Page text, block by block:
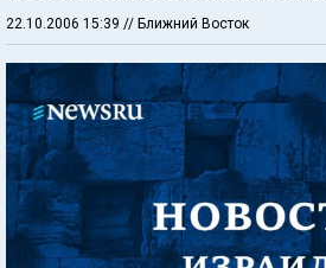
22.10.2006 15:39 // Ближний Восток